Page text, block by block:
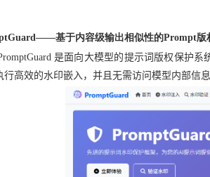
基于内容级输出相似性的Prompt版
是面向大模型的提示词 版权保护系
行高效的水印嵌入，并且无需访问模型内部信